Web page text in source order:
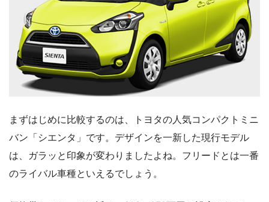
まずはじめに比較するのは、トヨタの人気コンパクトミニ
バン「シエンタ」です。デザインを一新した現行モデル
は、ガラッと印象が変わりましたよね。フリードとは一番
のライバル車種といえるでしょう。